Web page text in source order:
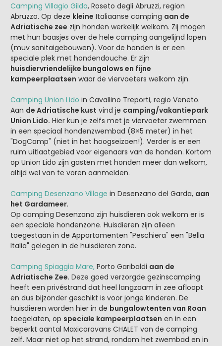
Camping Villagio Gilda, Roseto degli Abruzzi, region
Abruzzo. Op deze kleine Italiaanse camping aan de
Adriatische zee zijn honden werkelijk welkom. Zij mogen
met hun baasjes over de hele camping aangelijnd lopen
(muv sanitaigebouwen). Voor de honden is er een
speciale plek met hondendouche. Er zijn
huisdiervriendelijke bungalows en fijne
kampeerplaatsen waar de viervoeters welkom zijn.
Camping Union Lido in Cavallino Treporti, regio Veneto.
Aan de Adriatische kust vind je camping/vakantiepark
Union Lido. Hier kun je zelfs met je viervoeter zwemmen
in een speciaal hondenzwembad (8×5 meter) in het
"DogCamp" (niet in het hoogseizoen!). Verder is er een
ruim uitlaatgebied voor eigenaars van de honden. Kortom
op Union Lido zijn gasten met honden meer dan welkom,
altijd wel van te voren aanmelden.
Camping Desenzano Village in Desenzano del Garda, aan
het Gardameer.
Op camping Desenzano zijn huisdieren ook welkom er is
een speciale hondenzone. Huisdieren zijn alleen
toegestaan in de Appartamenten "Peschiera" een "Bella
Italia" gelegen in de huisdieren zone.
Camping Spiaggia Mare, Porto Garibaldi aan de
Adriatische Zee. Deze goed verzorgde gezinscamping
heeft een privéstrand dat heel langzaam in zee afloopt
en dus bijzonder geschikt is voor jonge kinderen. De
huisdieren worden hier in de bungalowtenten van Roan
toegelaten, op speciale kampeerplaatsen en in een
beperkt aantal Maxicaravans CHALET van de camping
zelf. Maar niet op het strand, rondom het zwembad en in